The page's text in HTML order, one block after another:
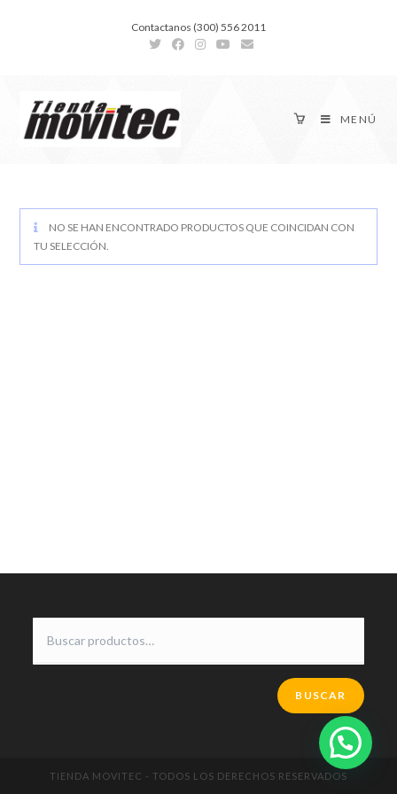
Contactanos (300) 556 2011
MENÚ
NO SE HAN ENCONTRADO PRODUCTOS QUE COINCIDAN CON
TU SELECCIÓN.
BUSCAR
TIENDA MOVITEC - TODOS LOS DERECHOS RESERVADOS